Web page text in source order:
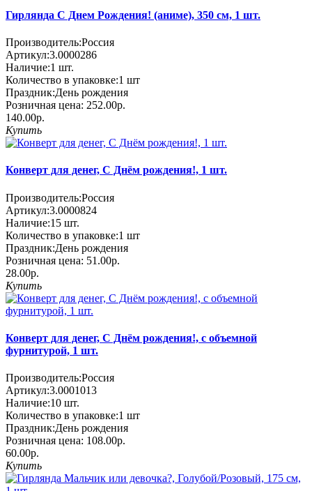
Гирлянда С Днем Рождения! (аниме), 350 см, 1 шт.
Производитель:Россия
Артикул:3.0000286
Наличие:1 шт.
Количество в упаковке:1 шт
Праздник:День рождения
Розничная цена: 252.00р.
140.00р.
Купить
Конверт для денег, С Днём рождения!, 1 шт.
Производитель:Россия
Артикул:3.0000824
Наличие:15 шт.
Количество в упаковке:1 шт
Праздник:День рождения
Розничная цена: 51.00р.
28.00р.
Купить
Конверт для денег, С Днём рождения!, с объемной
фурнитурой, 1 шт.
Производитель:Россия
Артикул:3.0001013
Наличие:10 шт.
Количество в упаковке:1 шт
Праздник:День рождения
Розничная цена: 108.00р.
60.00р.
Купить